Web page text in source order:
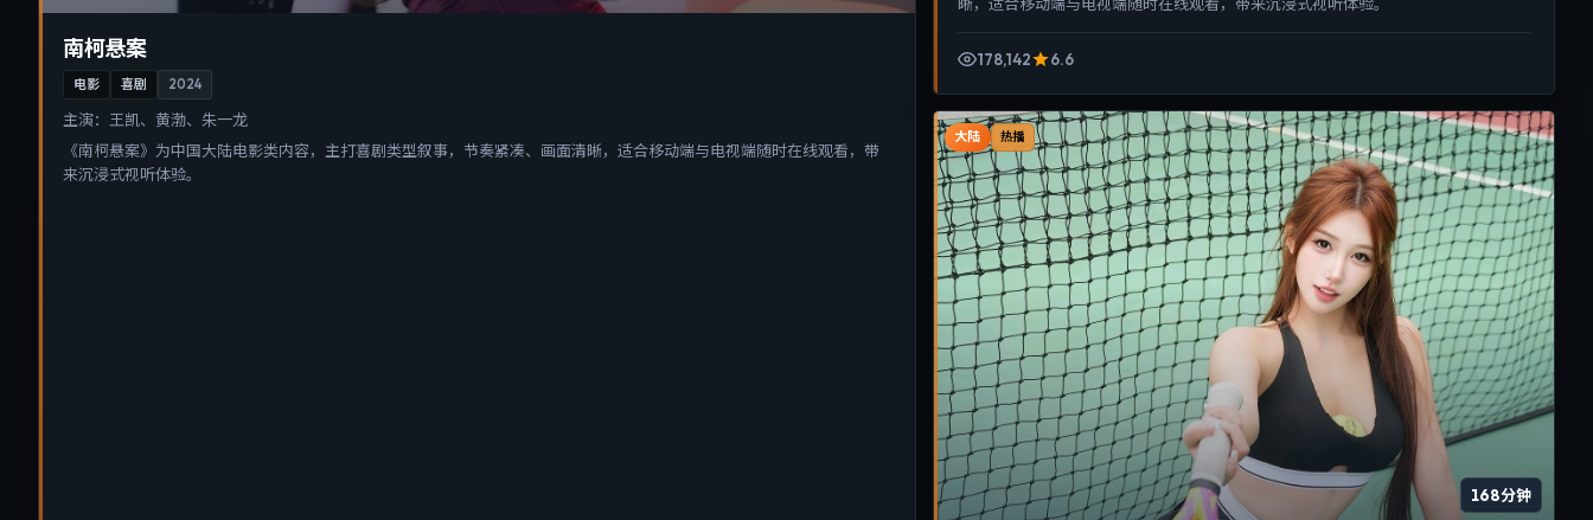
南柯悬案
电影 喜剧 2024
主演： 王凯、黄渤、朱一龙
《南柯悬案》为中国大陆电影类内容，主打喜剧类型叙事，节奏紧凑、画面清晰，适合移动端与电视端随时在线观看，带
来沉浸式视听体验。
178,142 6.6
大陆 热播
168分钟